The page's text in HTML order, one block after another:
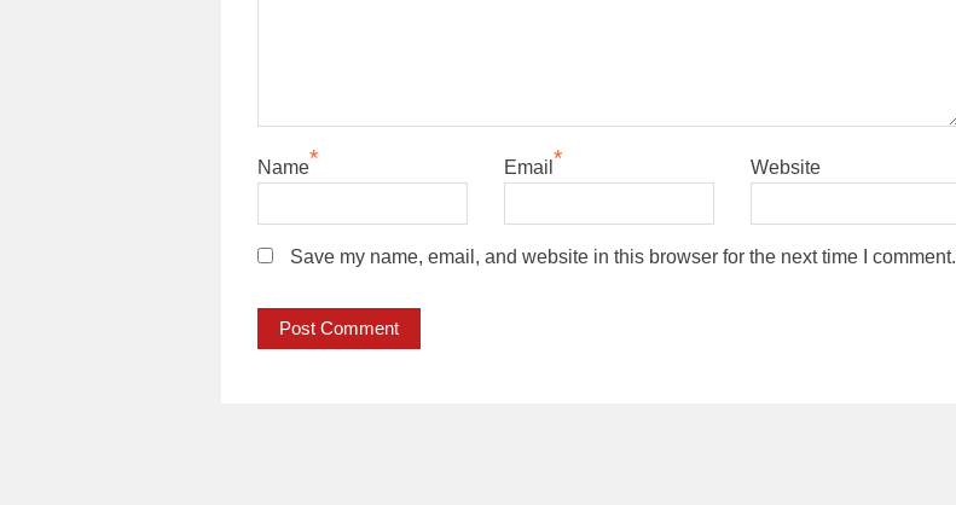
Name* Email * Website
Save my name, email, and website in this browser for the next time I comment.